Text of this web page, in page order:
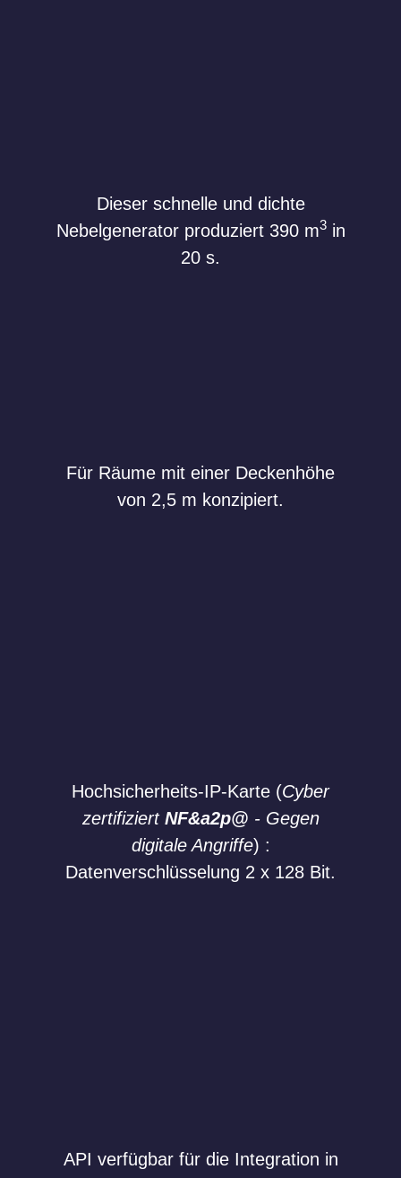
Dieser schnelle und dichte
Nebelgenerator produziert 390 m3in
20 s.
Für Räume mit einer Deckenhöhe
von 2,5 m konzipiert.
Hochsicherheits-IP-Karte (Cyber
zertifiziert NF&a2p@ - Gegen
digitale Angriffe) :
Datenverschlüsselung 2 x 128 Bit.
API verfügbar für die Integration in